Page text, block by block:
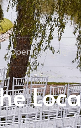
Openingstijden